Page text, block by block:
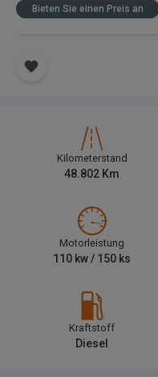
Bieten Sie einen Preis an
Kilometerstand
48.802 Km
Motorleistung
110 kw / 150 ks
Kraftstoff
Diesel